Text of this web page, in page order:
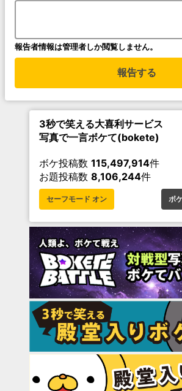
報告者情報は管理者しか閲覧しません。
報告する
3秒で笑える大喜利サービス
写真で一言ボケて(bokete)
ボケ投稿数 115,497,914件
お題投稿数 8,106,244件
セーフモード オン ボ